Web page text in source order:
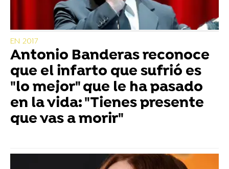
EN 2017
Antonio Banderas reconoce
que el infarto que sufrió es
"lo mejor" que le ha pasado
en la vida: "Tienes presente
que vas a morir"